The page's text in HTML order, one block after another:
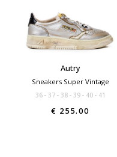
Autry
Sneakers Super Vintage
36 37 38 39 40 41
€ 255.00